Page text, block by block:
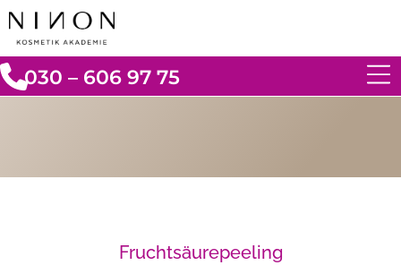
030 – 606 97 75
Fruchtsäurepeeling